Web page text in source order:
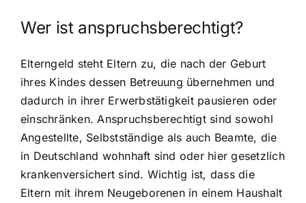
Wer ist anspruchsberechtigt?
Elterngeld steht Eltern zu, die nach der Geburt
ihres Kindes dessen Betreuung übernehmen und
dadurch in ihrer Erwerbstätigkeit pausieren oder
einschränken. Anspruchsberechtigt sind sowohl
Angestellte, Selbstständige als auch Beamte, die
in Deutschland wohnhaft sind oder hier gesetzlich
krankenversichert sind. Wichtig ist, dass die
Eltern mit ihrem Neugeborenen in einem Haushalt